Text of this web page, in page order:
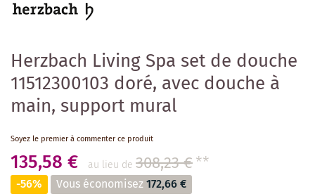
Herzbach Living Spa set de douche
11512300103 doré, avec douche à
main, support mural
Soyez le premier à commenter ce produit
135,58 € au lieu de 308,23 €**
-56% Vous économisez172,66 €
beginning
images
gallery